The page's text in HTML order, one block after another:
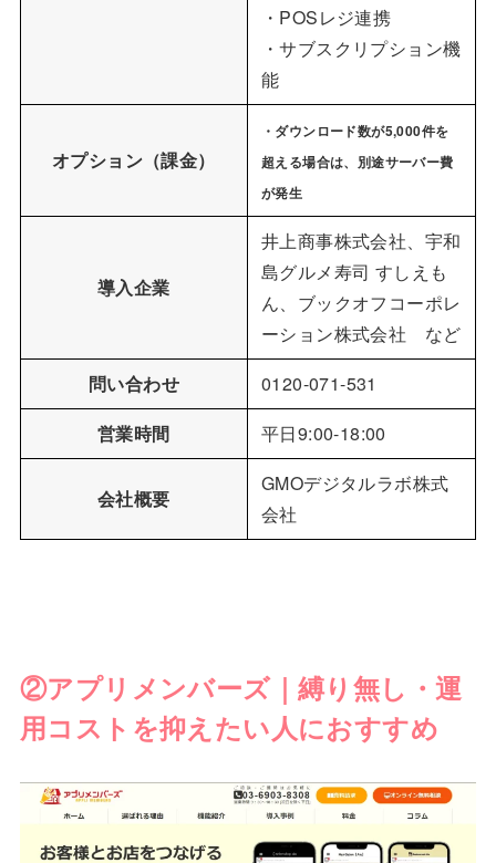
・POSレジ連携
・サブスクリプション機
能
オプション（課金）
・ダウンロード数が5,000件を
超える場合は、別途サーバー費
が発生
導入企業
井上商事株式会社、宇和
島グルメ寿司 すしえも
ん、ブックオフコーポレ
ーション株式会社 など
問い合わせ
0120-071-531
営業時間
平日9:00-18:00
会社概要
GMOデジタルラボ株式
会社
②アプリメンバーズ｜縛り無し・運
用コストを抑えたい人におすすめ